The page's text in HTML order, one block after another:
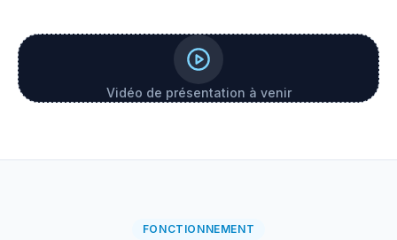
Vidéo de présentation à venir
FONCTIONNEMENT